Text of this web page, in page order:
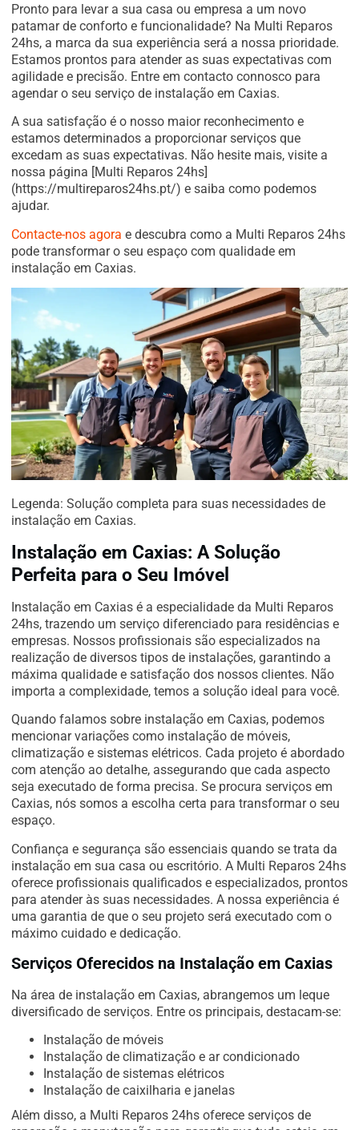
Pronto para levar a sua casa ou empresa a um novo
patamar de conforto e funcionalidade? Na Multi Reparos
24hs, a marca da sua experiência será a nossa prioridade.
Estamos prontos para atender as suas expectativas com
agilidade e precisão. Entre em contacto connosco para
agendar o seu serviço de instalação em Caxias.
A sua satisfação é o nosso maior reconhecimento e
estamos determinados a proporcionar serviços que
excedam as suas expectativas. Não hesite mais, visite a
nossa página [Multi Reparos 24hs]
(https://multireparos24hs.pt/) e saiba como podemos
ajudar.
Contacte-nos agora e descubra como a Multi Reparos 24hs
pode transformar o seu espaço com qualidade em
instalação em Caxias.
Legenda: Solução completa para suas necessidades de
instalação em Caxias.
Instalação em Caxias: A Solução
Perfeita para o Seu Imóvel
Instalação em Caxias é a especialidade da Multi Reparos
24hs, trazendo um serviço diferenciado para residências e
empresas. Nossos profissionais são especializados na
realização de diversos tipos de instalações, garantindo a
máxima qualidade e satisfação dos nossos clientes. Não
importa a complexidade, temos a solução ideal para você.
Quando falamos sobre instalação em Caxias, podemos
mencionar variações como instalação de móveis,
climatização e sistemas elétricos. Cada projeto é abordado
com atenção ao detalhe, assegurando que cada aspecto
seja executado de forma precisa. Se procura serviços em
Caxias, nós somos a escolha certa para transformar o seu
espaço.
Confiança e segurança são essenciais quando se trata da
instalação em sua casa ou escritório. A Multi Reparos 24hs
oferece profissionais qualificados e especializados, prontos
para atender às suas necessidades. A nossa experiência é
uma garantia de que o seu projeto será executado com o
máximo cuidado e dedicação.
Serviços Oferecidos na Instalação em Caxias
Na área de instalação em Caxias, abrangemos um leque
diversificado de serviços. Entre os principais, destacam-se:
Instalação de móveis
Instalação de climatização e ar condicionado
Instalação de sistemas elétricos
Instalação de caixilharia e janelas
Além disso, a Multi Reparos 24hs oferece serviços de